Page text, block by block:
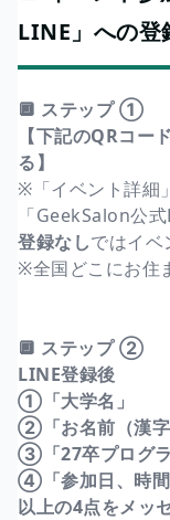
LINE」への登
🔲 ステップ ①
【下記のQRコ
る】
※「イベント詳細
「GeekSalon公
登録なしではイベ
※全国どこにお住
🔲 ステップ ②
LINE登録後
①「大学名」
②「お名前（漢字
③「27卒プログラ
④「参加日、時間
以上の4点をメッ